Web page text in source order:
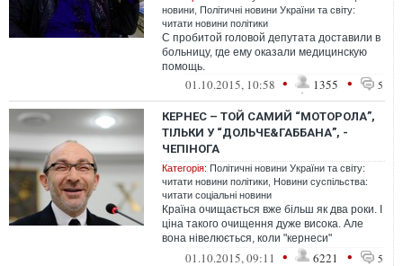
новини Політичні новини України та світу:
читати новини політики
С пробитой головой депутата доставили в
больницу, где ему оказали медицинскую
помощь.
01.10.2015, 10:58 • 1355 • 5
КЕРНЕС – ТОЙ САМИЙ “МОТОРОЛА”,
ТІЛЬКИ У “ДОЛЬЧЕ&ГАББАНА”, -
ЧЕПІНОГА
Категорія: Політичні новини України та світу:
читати новини політики Новини суспільства:
читати соціальні новини
Країна очищається вже більш як два роки. І
ціна такого очищення дуже висока. Але
вона нівелюється, коли "кернеси"
приходять до влади... Цих людей не п...
01.10.2015, 09:11 • 6221 • 5